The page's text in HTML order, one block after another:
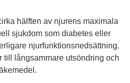
hälften av njurens maximala
sjukdom som diabetes eller
njurfunktionsnedsättning.
till långsammare utsöndring och